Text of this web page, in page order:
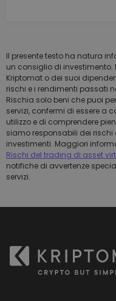
Il presente testo ha natura
un consiglio di investimento.
Kriptomat o dei suoi
rischi e i rendimenti passati
Rischia solo beni che puoi
servizi, confermi di essere a
utilizzo e di comprendere
siamo responsabili dei
investimenti. Maggiori
Rischi del trading di asset
notifiche di avvertenze
servizi.